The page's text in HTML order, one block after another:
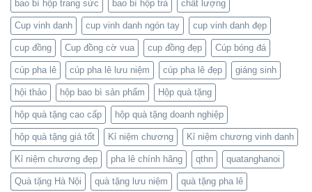
bao bì hộp trang sức bao bì hộp trà chất lượng
Cup vinh danh cup vinh danh ngón tay cup vinh danh đẹp
cup đồng Cup đồng cờ vua cup đồng đẹp Cúp bóng đá
cúp pha lê cúp pha lê lưu niệm cúp pha lê đẹp giáng sinh
hội thảo hộp bao bì sản phẩm Hộp quà tặng
hộp quà tặng cao cấp hộp quà tặng doanh nghiệp
hộp quà tặng giá tốt Kỉ niệm chương Kỉ niệm chương vinh danh
Kỉ niệm chương đẹp pha lê chính hãng qthn quatanghanoi
Quà tặng Hà Nội quà tặng lưu niệm quà tặng pha lê